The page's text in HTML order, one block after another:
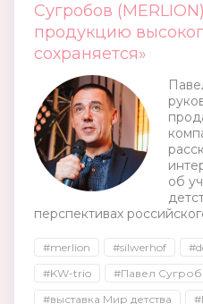
Сугробов
продукцию
сохраняется»
об
перспективах
#merlion #silwerhof
#KW-trio
#Павел
#выставка Мир детства